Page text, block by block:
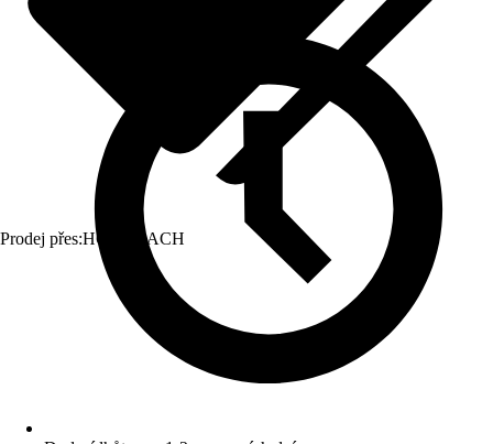
Prodej přes:HORNBACH